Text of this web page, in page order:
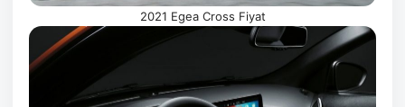
2021 Egea Cross Fiyat